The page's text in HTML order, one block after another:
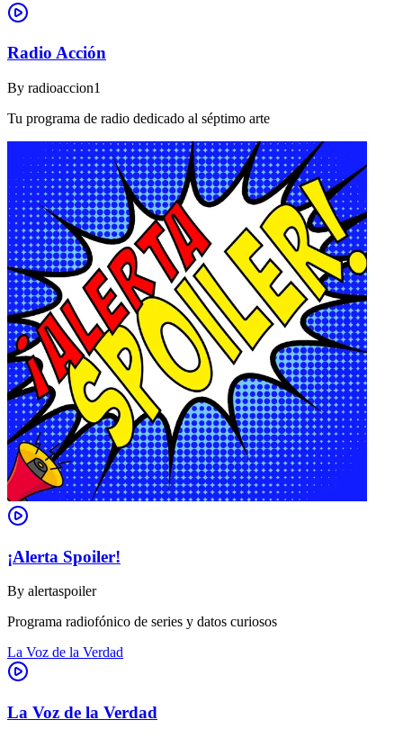
Radio Acción
By radioaccion1
Tu programa de radio dedicado al séptimo arte
¡Alerta Spoiler!
By alertaspoiler
Programa radiofónico de series y datos curiosos
La Voz de la Verdad
La Voz de la Verdad